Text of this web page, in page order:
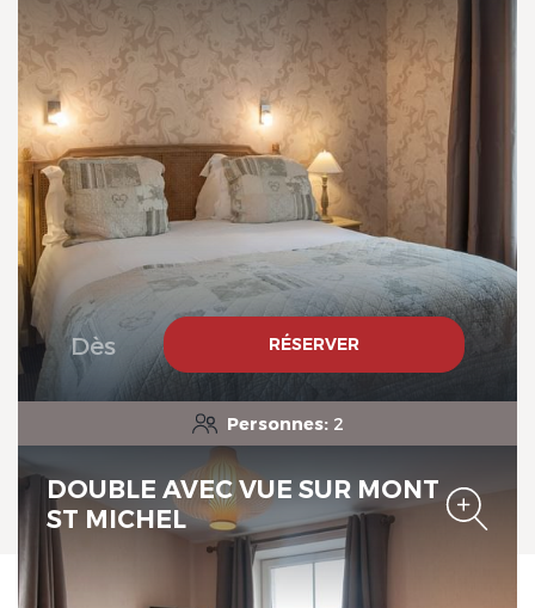
Dès RÉSERVER
Personnes:2
DOUBLE AVEC VUE SUR MONT
ST MICHEL
Manoir de la Roche Torin, The
Originals Relais
Manoir de la Roche Torin, The
Originals Relais